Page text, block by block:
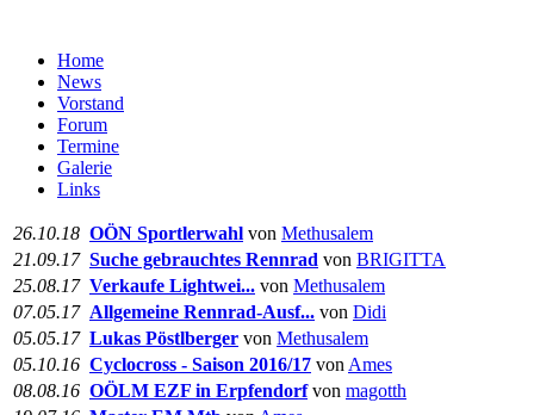
Home
News
Vorstand
Forum
Termine
Galerie
Links
26.10.18 OÖN Sportlerwahl von Methusalem
21.09.17 Suche gebrauchtes Rennrad von BRIGITTA
25.08.17 Verkaufe Lightwei... von Methusalem
07.05.17 Allgemeine Rennrad-Ausf... von Didi
05.05.17 Lukas Pöstlberger von Methusalem
05.10.16 Cyclocross - Saison 2016/17 von Ames
08.08.16 OÖLM EZF in Erpfendorfvon magotth